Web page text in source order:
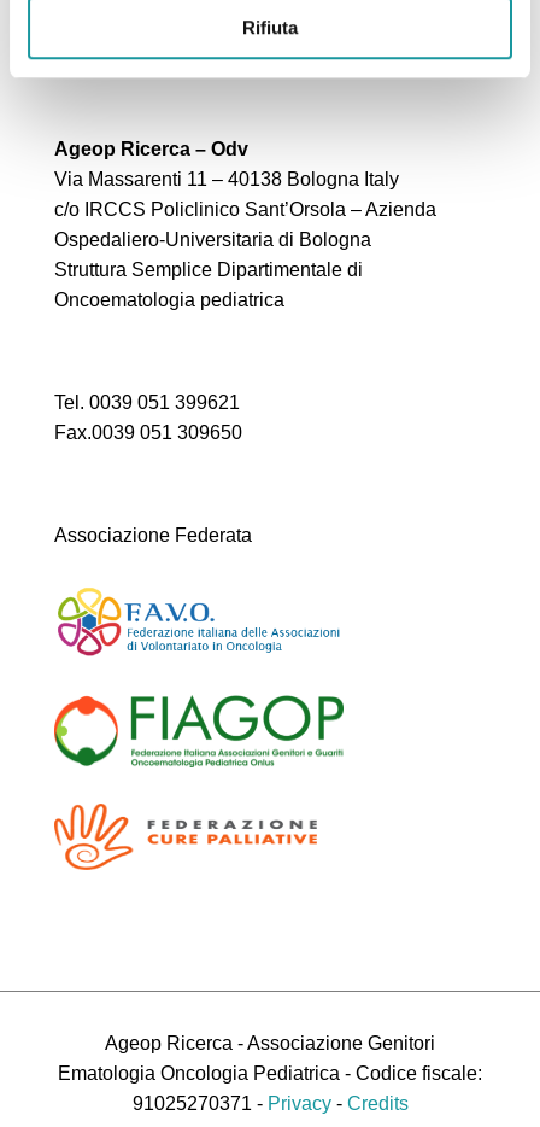
Rifiuta
Ageop Ricerca – Odv
Via Massarenti 11 – 40138 Bologna Italy
c/o IRCCS Policlinico Sant’Orsola – Azienda
Ospedaliero-Universitaria di Bologna
Struttura Semplice Dipartimentale di
Oncoematologia pediatrica
Tel. 0039 051 399621
Fax.0039 051 309650
Associazione Federata
Ageop Ricerca - Associazione Genitori
Ematologia Oncologia Pediatrica - Codice fiscale:
91025270371 - Privacy- Credits